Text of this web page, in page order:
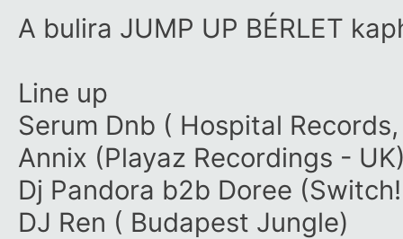
A bulira JUMP UP BÉRLET
Line up
Serum Dnb ( Hospital Records
Annix (Playaz Recordings -
Dj Pandora b2b Doree (Switch!
DJ Ren ( Budapest Jungle)